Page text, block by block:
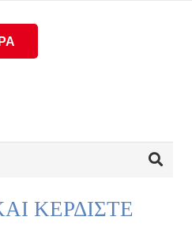
ΚΕΡΔΙΣΤΕ